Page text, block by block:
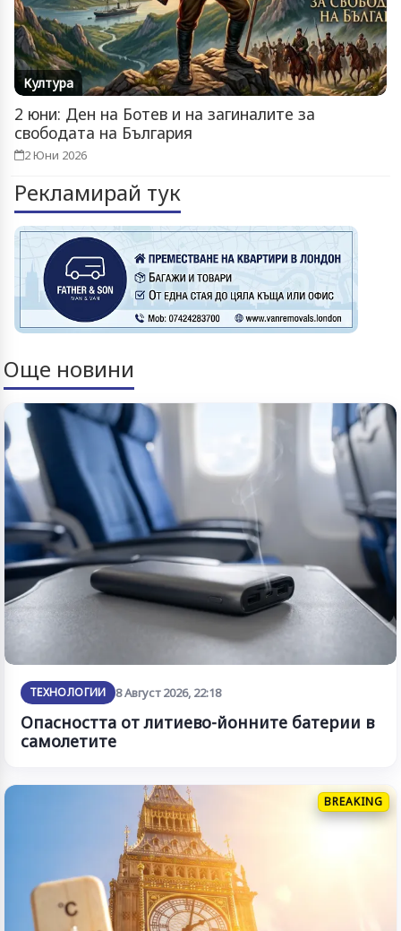
Култура
2 юни: Ден на Ботев и на загиналите за
свободата на България
2 Юни 2026
Рекламирай тук
Още новини
ТЕХНОЛОГИИ 8 Август 2026, 22:18
Опасността от литиево-йонните батерии в
самолетите
BREAKING